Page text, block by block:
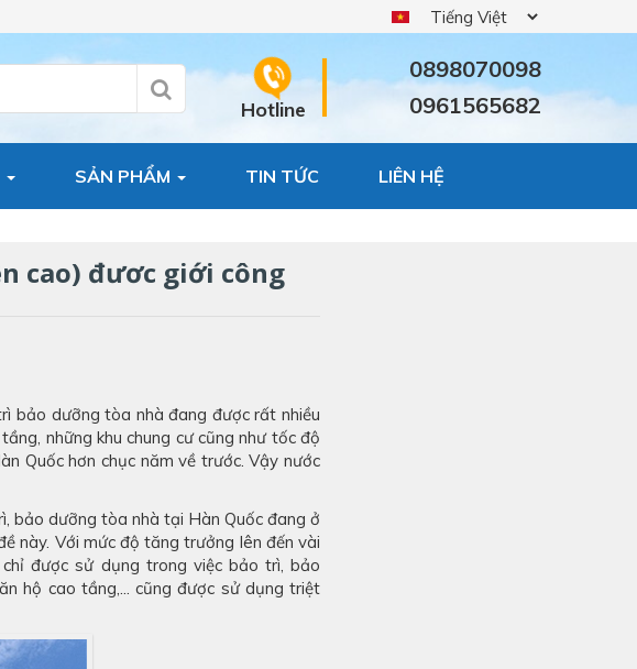
Hotline
0898070098
0961565682
SẢN PHẨM TIN TỨC LIÊN HỆ
cao) đươc giới công
bảo dưỡng tòa nhà đang được rất nhiều
những khu chung cư cũng như tốc độ
Quốc hơn chục năm về trước. Vậy nước
bảo dưỡng tòa nhà tại Hàn Quốc đang ở
này. Với mức độ tăng trưởng lên đến vài
được sử dụng trong việc bảo trì, bảo
hộ cao tầng,... cũng được sử dụng triệt